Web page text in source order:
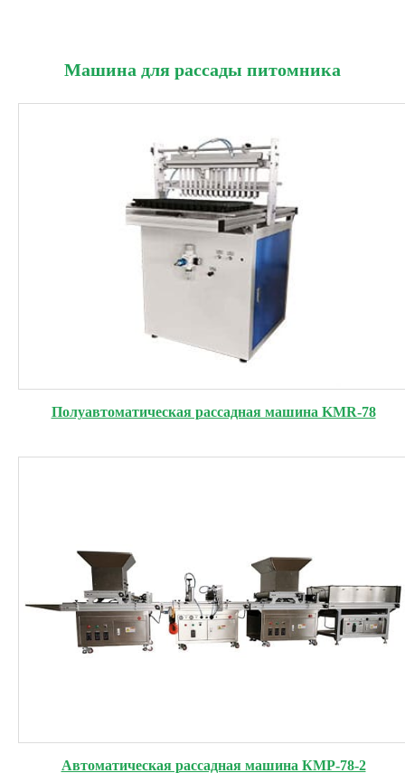
Машина для рассады питомника
Полуавтоматическая рассадная машина KMR-78
Автоматическая рассадная машина КМР-78-2